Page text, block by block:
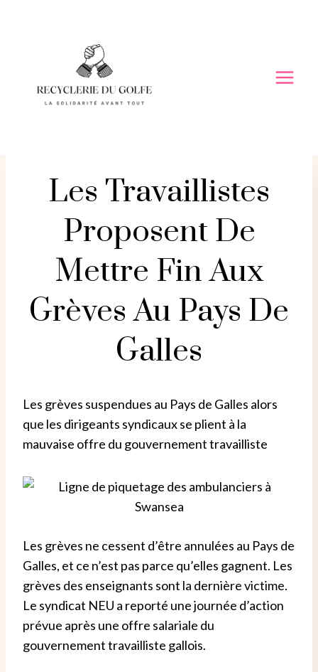
Les Travaillistes
Proposent De
Mettre Fin Aux
Grèves Au Pays De
Galles
Les grèves suspendues au Pays de Galles alors
que les dirigeants syndicaux se plient à la
mauvaise offre du gouvernement travailliste
Les grèves ne cessent d’être annulées au Pays de
Galles, et ce n’est pas parce qu’elles gagnent. Les
grèves des enseignants sont la dernière victime.
Le syndicat NEU a reporté une journée d’action
prévue après une offre salariale du
gouvernement travailliste gallois.